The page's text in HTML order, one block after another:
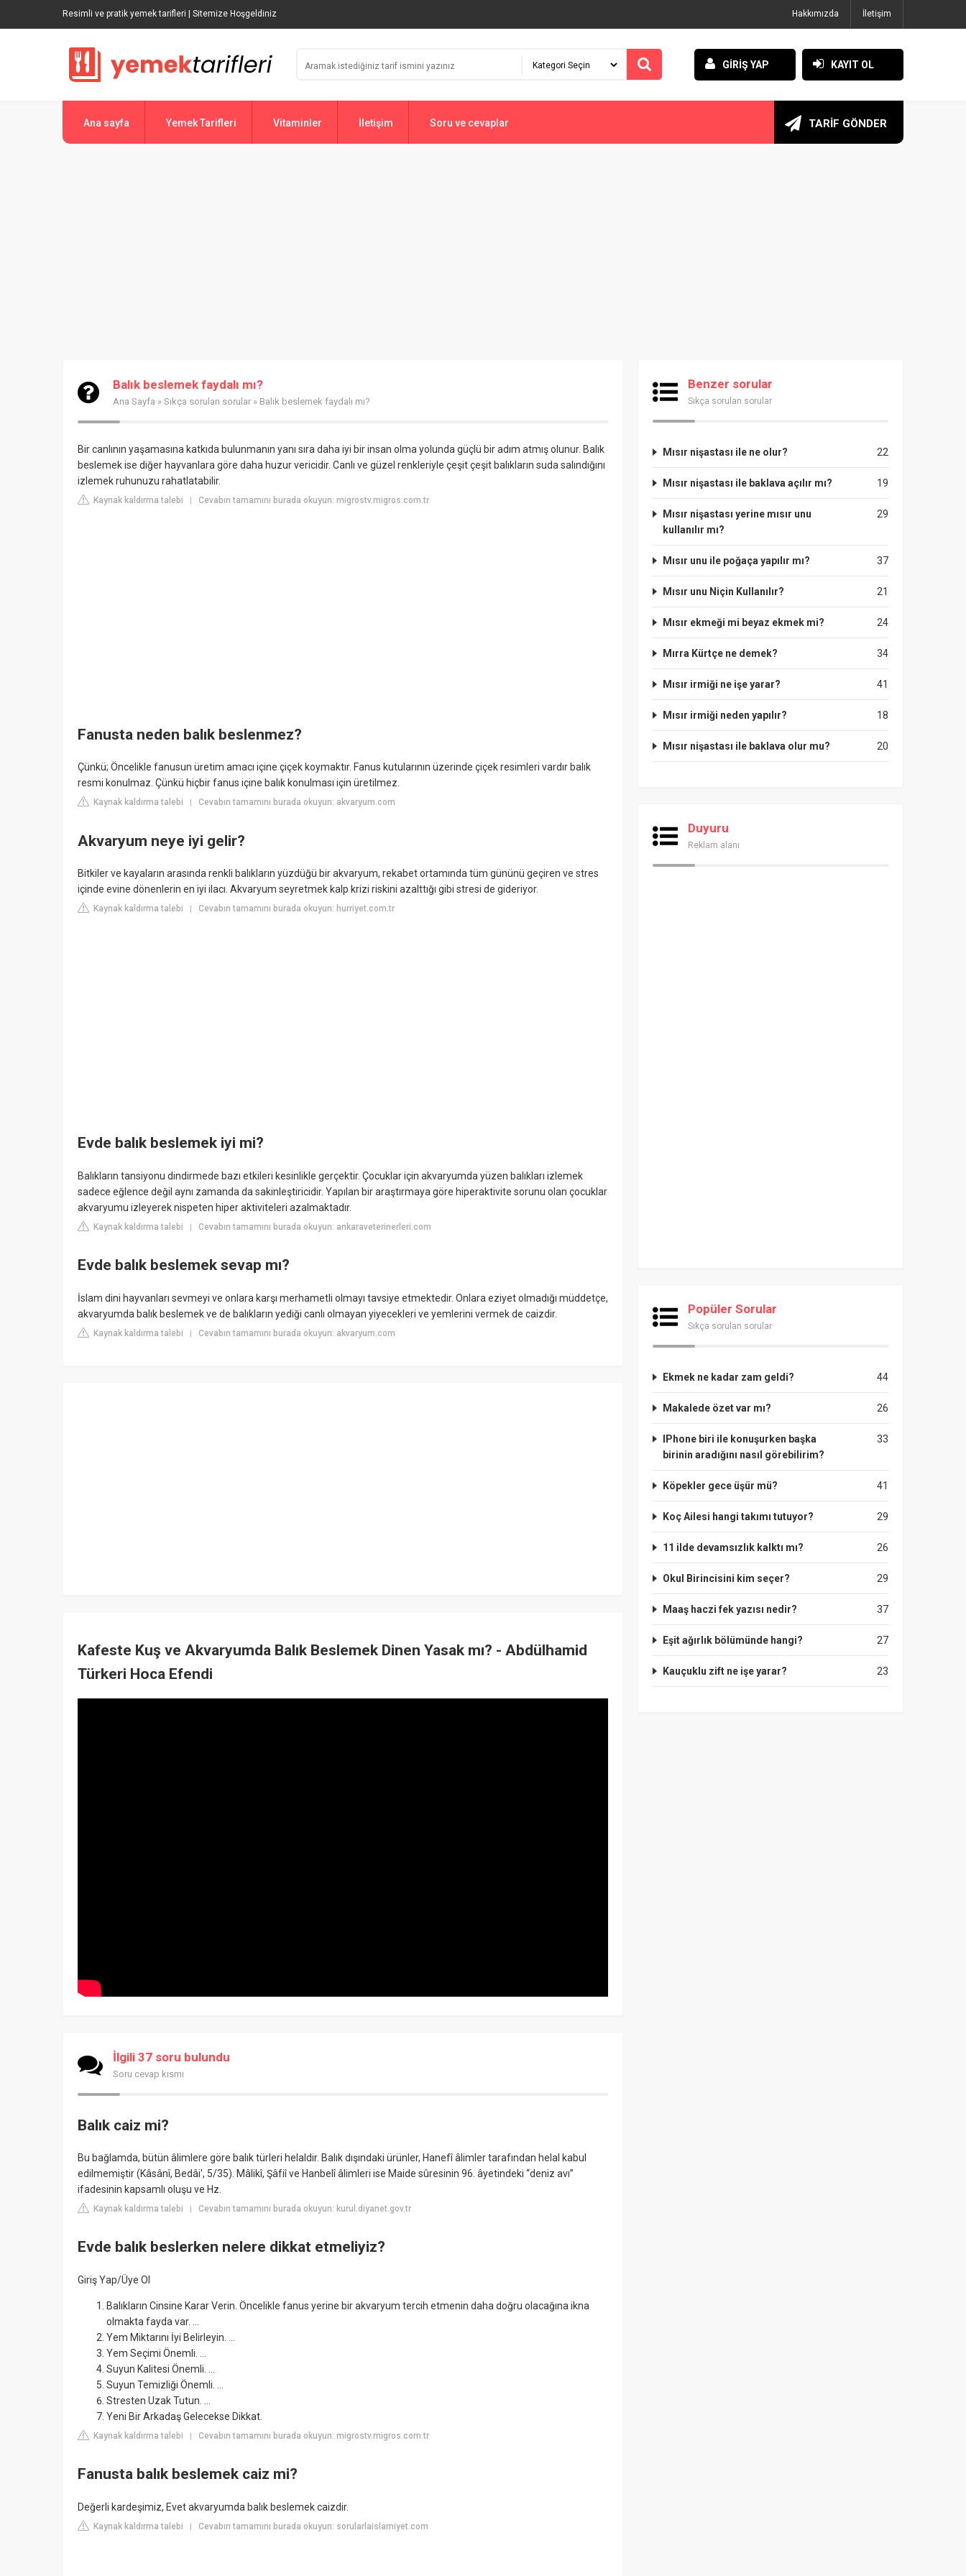
Resimli ve pratik yemek tarifleri | Sitemize Hoşgeldiniz Hakkımızda İletişim
GİRİŞ YAP KAYIT OL
Ana sayfa Yemek Tarifleri Vitaminler İletişim Soru ve cevaplar TARİF GÖNDER
Balık beslemek faydalı mı?
Ana Sayfa » Sıkça sorulan sorular » Balık beslemek faydalı mı?
Bir canlının yaşamasına katkıda bulunmanın yanı sıra daha iyi bir insan olma yolunda güçlü bir adım atmış olunur. Balık
beslemek ise diğer hayvanlara göre daha huzur vericidir. Canlı ve güzel renkleriyle çeşit çeşit balıkların suda salındığını
izlemek ruhunuzu rahatlatabilir.
Kaynak kaldırma talebi | Cevabın tamamını burada okuyun: migrostv.migros.com.tr
Fanusta neden balık beslenmez?
Çünkü; Öncelikle fanusun üretim amacı içine çiçek koymaktır. Fanus kutularının üzerinde çiçek resimleri vardır balık
resmi konulmaz. Çünkü hiçbir fanus içine balık konulması için üretilmez.
Kaynak kaldırma talebi Cevabın tamamını burada okuyun: akvaryum.com
Akvaryum neye iyi gelir?
Bitkiler ve kayaların arasında renkli balıkların yüzdüğü bir akvaryum, rekabet ortamında tüm gününü geçiren ve stres
içinde evine dönenlerin en iyi ilacı. Akvaryum seyretmek kalp krizi riskini azalttığı gibi stresi de gideriyor.
Kaynak kaldırma talebi Cevabın tamamını burada okuyun: hurriyet.com.tr
Evde balık beslemek iyi mi?
Balıkların tansiyonu dindirmede bazı etkileri kesinlikle gerçektir. Çocuklar için akvaryumda yüzen balıkları izlemek
sadece eğlence değil aynı zamanda da sakinleştiricidir. Yapılan bir araştırmaya göre hiperaktivite sorunu olan çocuklar
akvaryumu izleyerek nispeten hiper aktiviteleri azalmaktadır.
Kaynak kaldırma talebi | Cevabın tamamını burada okuyun: ankaraveterinerleri.com
Evde balık beslemek sevap mı?
İslam dini hayvanları sevmeyi ve onlara karşı merhametli olmayı tavsiye etmektedir. Onlara eziyet olmadığı müddetçe,
akvaryumda balık beslemek ve de balıkların yediği canlı olmayan yiyecekleri ve yemlerini vermek de caizdir.
Kaynak kaldırma talebi | Cevabın tamamını burada okuyun: akvaryum.com
Kafeste Kuş ve Akvaryumda Balık Beslemek Dinen Yasak mı? - Abdülhamid
Türkeri Hoca Efendi
İlgili 37 soru bulundu
Soru cevap kısmı
Balık caiz mi?
Bu bağlamda, bütün âlimlere göre balık türleri helaldir. Balık dışındaki ürünler, Hanefî âlimler tarafından helal kabul
edilmemiştir (Kâsânî, Bedâi', 5/35). Mâlikî, Şâfiî ve Hanbelî âlimleri ise Maide sûresinin 96. âyetindeki “deniz avı”
ifadesinin kapsamlı oluşu ve Hz.
Kaynak kaldırma talebi | Cevabın tamamını burada okuyun: kurul.diyanet.gov.tr
Evde balık beslerken nelere dikkat etmeliyiz?
Giriş Yap/Üye Ol
Balıkların Cinsine Karar Verin. Öncelikle fanus yerine bir akvaryum tercih etmenin daha doğru olacağına ikna
olmakta fayda var. ...
Yem Miktarını İyi Belirleyin. ...
Yem Seçimi Önemli. ...
Suyun Kalitesi Önemli. ...
Suyun Temizliği Önemli. ...
Stresten Uzak Tutun. ...
Yeni Bir Arkadaş Gelecekse Dikkat.
Kaynak kaldırma talebi | Cevabın tamamını burada okuyun: migrostv.migros.com.tr
Fanusta balık beslemek caiz mi?
Değerli kardeşimiz, Evet akvaryumda balık beslemek caizdir.
Kaynak kaldırma talebi | Cevabın tamamını burada okuyun: sorularlaislamiyet.com
Benzer sorular
Sıkça sorulan sorular
22
Mısır nişastası ile ne olur?
19
Mısır nişastası ile baklava açılır mı?
29
Mısır nişastası yerine mısır unu
kullanılır mı?
37
Mısır unu ile poğaça yapılır mı?
21
Mısır unu Niçin Kullanılır?
24
Mısır ekmeği mi beyaz ekmek mi?
34
Mırra Kürtçe ne demek?
41
Mısır irmiği ne işe yarar?
18
Mısır irmiği neden yapılır?
20
Mısır nişastası ile baklava olur mu?
Duyuru
Reklam alanı
Popüler Sorular
Sıkça sorulan sorular
44
Ekmek ne kadar zam geldi?
26
Makalede özet var mı?
33
IPhone biri ile konuşurken başka
birinin aradığını nasıl görebilirim?
41
Köpekler gece üşür mü?
29
Koç Ailesi hangi takımı tutuyor?
26
11 ilde devamsızlık kalktı mı?
29
Okul Birincisini kim seçer?
37
Maaş haczi fek yazısı nedir?
27
Eşit ağırlık bölümünde hangi?
23
Kauçuklu zift ne işe yarar?